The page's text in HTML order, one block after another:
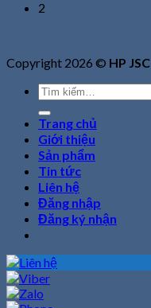
2
Copyright 2026 © HP JSC
Tìm
kiếm:
Trang chủ
Giới thiệu
Sản phẩm
Tin tức
Liên hệ
Đăng nhập
Đăng ký nhận